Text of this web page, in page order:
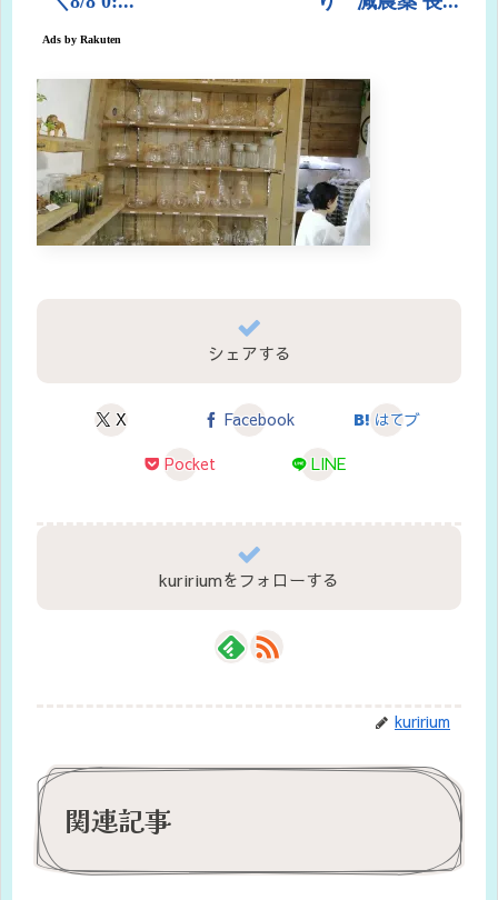
シェアする
X Facebook
はてブ
Pocket
LINE
kuririumをフォローする
kuririum
関連記事